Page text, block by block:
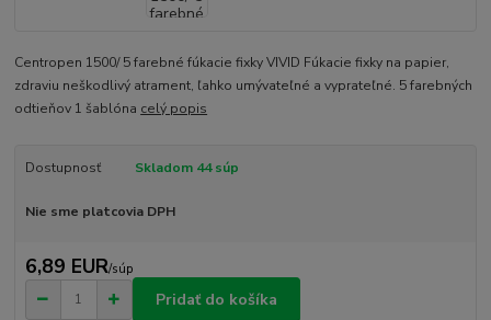
Centropen 1500/ 5 farebné fúkacie fixky VIVID Fúkacie fixky na papier,
zdraviu neškodlivý atrament, ľahko umývateľné a vyprateľné. 5 farebných
odtieňov 1 šablóna celý popis
Dostupnosť Skladom 44 súp
Nie sme platcovia DPH
6,89 EUR/súp
Pridať do košíka